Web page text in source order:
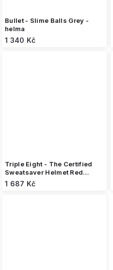
Bullet - Slime Balls Grey -
helma
1 340 Kč
Triple Eight - The Certified
Sweatsaver Helmet Red
Gloss - helma
1 687 Kč